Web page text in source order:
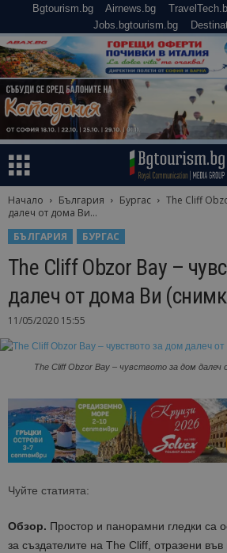
Bgtourism.bg Airnews.bg
Jobs.bgtourism.bg
Начало България Бургас
The Cliff
далеч от дома Ви...
БЪЛГАРИЯ
БУРГАС
The Cliff Obzor Bay –
далеч от дома Ви
11/05/2020 15:55
The Cliff Obzor Bay – чувството за дом далеч
Чуйте статията:
Обзор. Простор и панорамни гледки са
за създателите на The Cliff, отразени във